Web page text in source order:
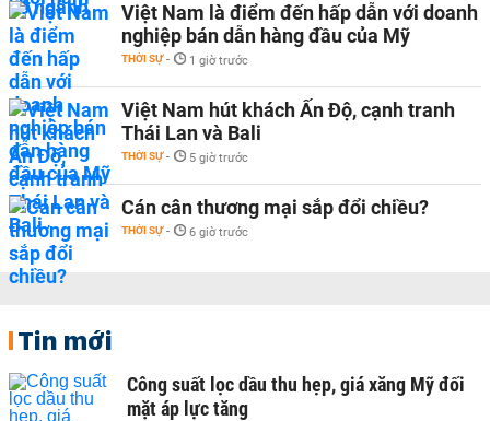
Việt Nam là điểm đến hấp dẫn với doanh
nghiệp bán dẫn hàng đầu của Mỹ
THỜI SỰ - 1 giờ trước
Việt Nam hút khách Ấn Độ, cạnh tranh
Thái Lan và Bali
THỜI SỰ - 5 giờ trước
Cán cân thương mại sắp đổi chiều?
THỜI SỰ - 6 giờ trước
Tin mới
Công suất lọc dầu thu hẹp, giá xăng Mỹ đối
mặt áp lực tăng